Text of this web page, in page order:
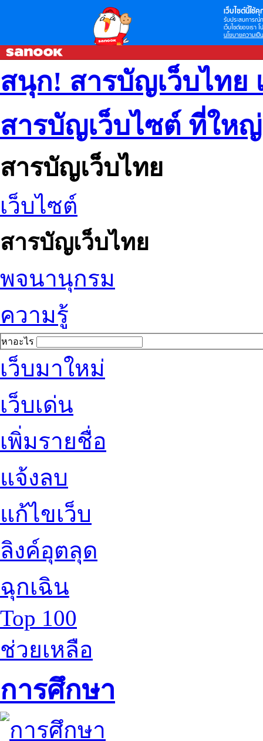
เว็บไซต์นี้ใช้คุ
รับประสบการณ์
เว็บไซต์ของเรา
นโยบายความเป็
สนุก! สารบัญเว็บไทย
สารบัญเว็บไซต์ ที่ให
สารบัญเว็บไทย
เว็บไซต์
สารบัญเว็บไทย
พจนานุกรม
ความรู้
หาอะไร
เว็บมาใหม่
เว็บเด่น
เพิ่มรายชื่อ
แจ้งลบ
แก้ไขเว็บ
ลิงค์อุตลุด
ฉุกเฉิน
Top 100
ช่วยเหลือ
การศึกษา